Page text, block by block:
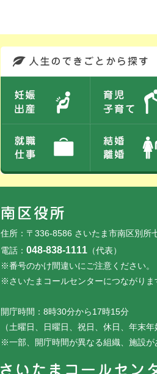
住所：〒336-8586 さいたま市南区別所
電話： 048-838-1111 （代表）
※番号のかけ間違いにご注意ください。
※さいたまコールセンターにつながりま
開庁時間：8時30分から17時15分
（土曜日、日曜日、祝日、休日、年末
※一部、開庁時間が異なる組織、施設が